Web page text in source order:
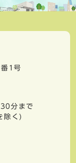
1号
分まで
除く)